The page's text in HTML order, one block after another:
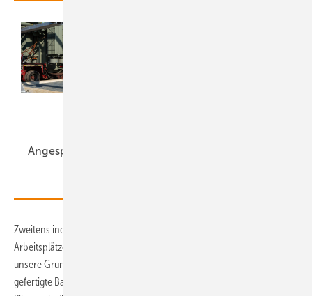
A ngespannt
Zweitens industriepolitische Resilienz. Politik muss wieder über
Arbeitsplätze und industrielle Wertschöpfung nachdenken. Auch
unsere Grundstoffindustrien brauchen neue Absatzkanäle. In Europa
gefertigte Batteriespeicher können auch Stahl, Elektromaterial,